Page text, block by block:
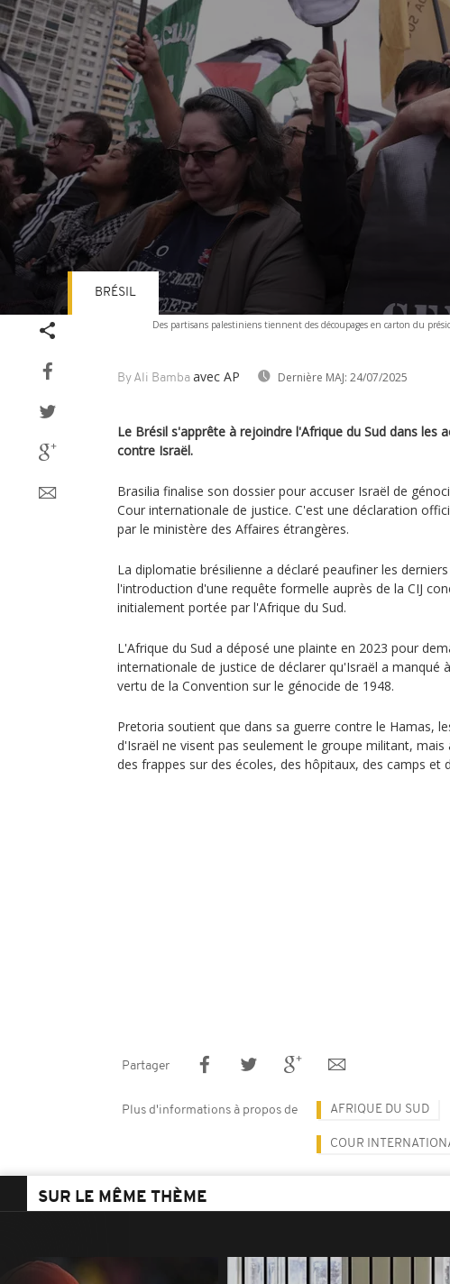
Des partisans palestiniens tiennent des découpages en carton du
By Ali Bamba avec AP Dernière MAJ: 24/07/2025
BRÉSIL
Le Brésil s'apprête à rejoindre l'Afrique du Sud dans les
contre Israël.
Brasilia finalise son dossier pour accuser Israël de
Cour internationale de justice. C'est une déclaration
par le ministère des Affaires étrangères.
La diplomatie brésilienne a déclaré peaufiner les
l'introduction d'une requête formelle auprès de la CIJ
initialement portée par l'Afrique du Sud.
L'Afrique du Sud a déposé une plainte en 2023 pour
internationale de justice de déclarer qu'Israël a manqué
vertu de la Convention sur le génocide de 1948.
Pretoria soutient que dans sa guerre contre le Hamas,
d'Israël ne visent pas seulement le groupe militant, mais
des frappes sur des écoles, des hôpitaux, des camps et
Partager
Plus d'informations à propos de AFRIQUE DU SUD
COUR
SUR LE MÊME THÈME